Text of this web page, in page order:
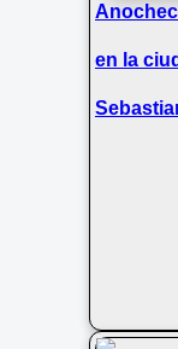
en la